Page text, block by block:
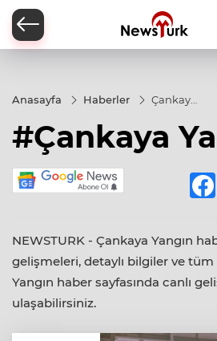
Anasayfa Haberler
Çankaya
#Çankaya
NEWSTURK - Çankaya Yangın
gelişmeleri, detaylı bilgiler ve
Yangın haber sayfasında canlı
ulaşabilirsiniz.